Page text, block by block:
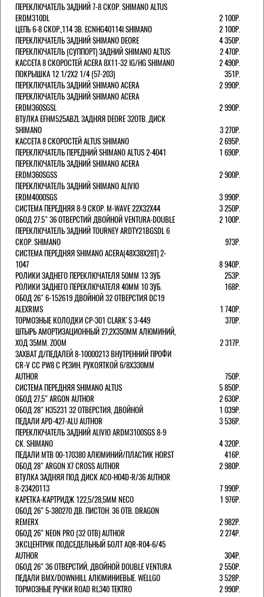
ПЕРЕКЛЮЧАТЕЛЬ ЗАДНИЙ 7-8 СКОР. SHIMANO ALTUS
ERDM310DL
2 100Р.
ЦЕПЬ 6-8 СКОР.,114 ЗВ. ECNHG40114I SHIMANO
2 100Р.
ПЕРЕКЛЮЧАТЕЛЬ ЗАДНИЙ SHIMANO DEORE
4 350Р.
ПЕРЕКЛЮЧАТЕЛЬ (СУППОРТ) ЗАДНИЙ SHIMANO ALTUS
2 470Р.
КАССЕТА 8 СКОРОСТЕЙ ACERA 8Х11-32 IG/HG SHIMANO
2 490Р.
ПОКРЫШКА 12 1/2X2 1/4 (57-203)
351Р.
ПЕРЕКЛЮЧАТЕЛЬ ЗАДНИЙ SHIMANO ACERA
2 990Р.
ПЕРЕКЛЮЧАТЕЛЬ ЗАДНИЙ SHIMANO ACERA
ERDM360SGSL
2 990Р.
ВТУЛКА EFHM525ABZL ЗАДНЯЯ DEORE 32ОТВ. ДИСК
SHIMANO
3 270Р.
КАССЕТА 8 СКОРОСТЕЙ ALTUS SHIMANO
2 695Р.
ПЕРЕКЛЮЧАТЕЛЬ ПЕРЕДНИЙ SHIMANO ALTUS 2-4041
1 690Р.
ПЕРЕКЛЮЧАТЕЛЬ ЗАДНИЙ SHIMANO ACERA
ERDM360SGSS
2 900Р.
ПЕРЕКЛЮЧАТЕЛЬ ЗАДНИЙ SHIMANO ALIVIO
ERDM4000SGS
3 990Р.
СИСТЕМА ПЕРЕДНЯЯ 8-9 СКОР. M-WAVE 22Х32Х44
3 250Р.
ОБОД 27.5" 36 ОТВЕРСТИЙ ДВОЙНОЙ VENTURA-DOUBLE
2 100Р.
ПЕРЕКЛЮЧАТЕЛЬ ЗАДНИЙ TOURNEY ARDTY21BGSDL 6
СКОР. SHIMANO
973Р.
СИСТЕМА ПЕРЕДНЯЯ SHIMANO ACERA(48Х38Х28Т) 2-
1047
8 940Р.
РОЛИКИ ЗАДНЕГО ПЕРЕКЛЮЧАТЕЛЯ 50ММ 13 ЗУБ
253Р.
РОЛИКИ ЗАДНЕГО ПЕРЕКЛЮЧАТЕЛЯ 40ММ 10 ЗУБ.
168Р.
ОБОД 26" 6-152619 ДВОЙНОЙ 32 ОТВЕРСТИЯ DC19
ALEXRIMS
1 740Р.
ТОРМОЗНЫЕ КОЛОДКИ CP-301 CLARK'S 3-449
370Р.
ШТЫРЬ АМОРТИЗАЦИОННЫЙ 27,2Х350ММ АЛЮМИНИЙ,
ХОД 35ММ. ZOOM
2 317Р.
ЗАХВАТ Д/ПЕДАЛЕЙ 8-10000213 ВНУТРЕННИЙ ПРОФИ
CR-V CC PW8 С РЕЗИН. РУКОЯТКОЙ 6/8X330ММ
AUTHOR
750Р.
СИСТЕМА ПЕРЕДНЯЯ SHIMANO ALTUS
5 850Р.
ОБОД 27,5" ARGON AUTHOR
2 630Р.
ОБОД 28" H35231 32 ОТВЕРСТИЯ, ДВОЙНОЙ
1 039Р.
ПЕДАЛИ APD-427-ALU AUTHOR
3 536Р.
ПЕРЕКЛЮЧАТЕЛЬ ЗАДНИЙ ALIVIO ARDM3100SGS 8-9
СК. SHIMANO
4 320Р.
ПЕДАЛИ MTB 00-170380 АЛЮМИНИЙ/ПЛАСТИК HORST
416Р.
ОБОД 28" ARGON X7 CROSS AUTHOR
2 980Р.
ВТУЛКА ЗАДНЯЯ ПОД ДИСК ACO-H04D-R/36 AUTHOR
8-23420113
7 990Р.
КАРЕТКА-КАРТРИДЖ 122,5/28,5ММ NECO
1 976Р.
ОБОД 26" 5-380270 ДВ. ПИСТОН. 36 ОТВ. DRAGON
REMERX
2 982Р.
ОБОД 26" NEON PRO (32 ОТВ) AUTHOR
2 274Р.
ЭКСЦЕНТРИК ПОДСЕДЕЛЬНЫЙ БОЛТ AQR-R04-6/45
AUTHOR
304Р.
ОБОД 26" 36 ОТВЕРСТИЙ, ДВОЙНОЙ DOUBLE VENTURA
2 550Р.
ПЕДАЛИ BMX/DOWNHILL АЛЮМИНИЕВЫЕ. WELLGO
3 528Р.
ТОРМОЗНЫЕ РУЧКИ ROAD RL340 TEKTRO
2 990Р.